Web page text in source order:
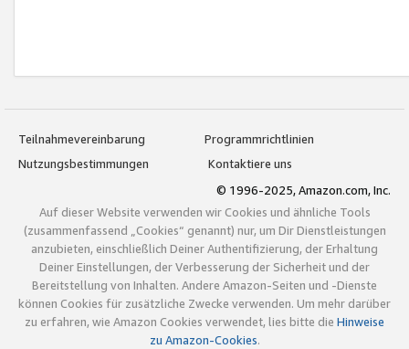
Teilnahmevereinbarung
Programmrichtlinien
Nutzungsbestimmungen
Kontaktiere uns
© 1996-2025, Amazon.com, Inc.
Auf dieser Website verwenden wir Cookies und ähnliche Tools
(zusammenfassend „Cookies“ genannt) nur, um Dir Dienstleistungen
anzubieten, einschließlich Deiner Authentifizierung, der Erhaltung
Deiner Einstellungen, der Verbesserung der Sicherheit und der
Bereitstellung von Inhalten. Andere Amazon-Seiten und -Dienste
können Cookies für zusätzliche Zwecke verwenden. Um mehr darüber
zu erfahren, wie Amazon Cookies verwendet, lies bitte die Hinweise
zu Amazon-Cookies.